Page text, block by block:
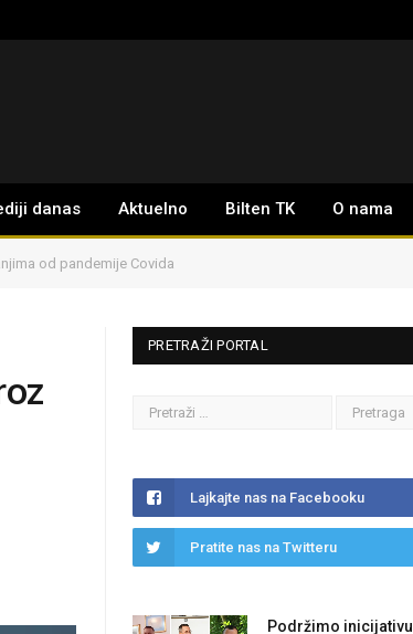
danas Aktuelno Bilten TK O nama
od pandemije Covida
PRETRAŽI PORTAL
Lajkajte nas na Facebooku
Pratite nas na Twitteru
Podržimo inicijativu